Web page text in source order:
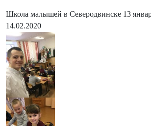
Школа малышей в Северодвинске 13
14.02.2020